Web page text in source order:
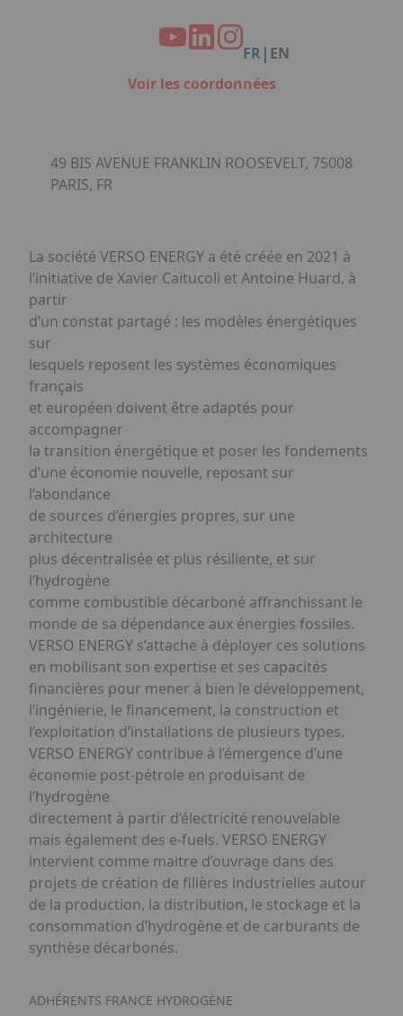
Organisation de dîners / soirées de gala
Qui sommes-nous ?
Accéder au complexe
Politique RSE
FR | EN
Voir les coordonnées
49 BIS AVENUE FRANKLIN ROOSEVELT, 75008
PARIS, FR
La société VERSO ENERGY a été créée en 2021 à
l’initiative de Xavier Caïtucoli et Antoine Huard, à
partir
d’un constat partagé : les modèles énergétiques
sur
lesquels reposent les systèmes économiques
français
et européen doivent être adaptés pour
accompagner
la transition énergétique et poser les fondements
d’une économie nouvelle, reposant sur
l’abondance
de sources d’énergies propres, sur une
architecture
plus décentralisée et plus résiliente, et sur
l’hydrogène
comme combustible décarboné affranchissant le
monde de sa dépendance aux énergies fossiles.
VERSO ENERGY s’attache à déployer ces solutions
en mobilisant son expertise et ses capacités
financières pour mener à bien le développement,
l’ingénierie, le financement, la construction et
l’exploitation d’installations de plusieurs types.
VERSO ENERGY contribue à l’émergence d’une
économie post-pétrole en produisant de
l’hydrogène
directement à partir d’électricité renouvelable
mais également des e-fuels. VERSO ENERGY
intervient comme maitre d’ouvrage dans des
projets de création de filières industrielles autour
de la production, la distribution, le stockage et la
consommation d’hydrogène et de carburants de
synthèse décarbonés.
ADHÉRENTS FRANCE HYDROGÈNE